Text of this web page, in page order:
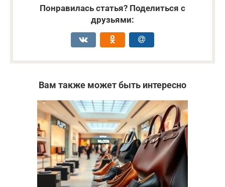
Понравилась статья? Поделиться с
друзьями:
Вам также может быть интересно